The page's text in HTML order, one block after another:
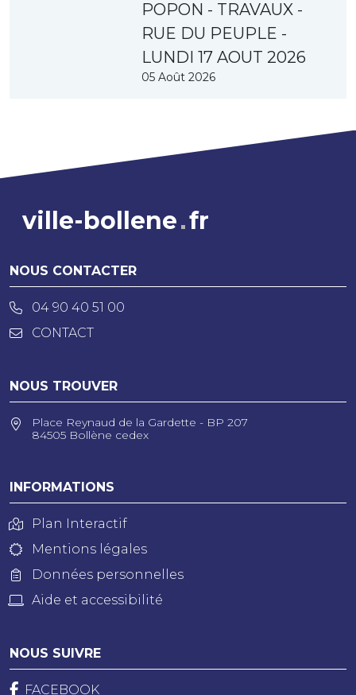
POPON - TRAVAUX -
RUE DU PEUPLE -
LUNDI 17 AOUT 2026
05 Août 2026
ville-bollene fr
NOUS CONTACTER
04 90 40 51 00
CONTACT
NOUS TROUVER
Place Reynaud de la Gardette - BP 207
84505 Bollène cedex
INFORMATIONS
Plan Interactif
Mentions légales
Données personnelles
Aide et accessibilité
NOUS SUIVRE
FACEBOOK